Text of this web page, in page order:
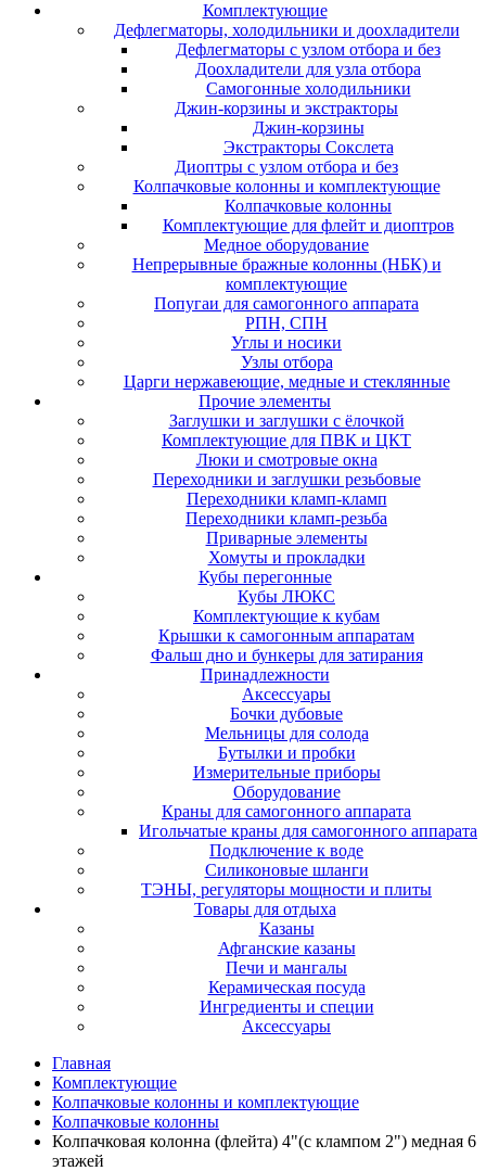
Комплектующие
Дефлегматоры, холодильники и доохладители
Дефлегматоры с узлом отбора и без
Доохладители для узла отбора
Самогонные холодильники
Джин-корзины и экстракторы
Джин-корзины
Экстракторы Сокслета
Диоптры с узлом отбора и без
Колпачковые колонны и комплектующие
Колпачковые колонны
Комплектующие для флейт и диоптров
Медное оборудование
Непрерывные бражные колонны (НБК) и
комплектующие
Попугаи для самогонного аппарата
РПН, СПН
Углы и носики
Узлы отбора
Царги нержавеющие, медные и стеклянные
Прочие элементы
Заглушки и заглушки с ёлочкой
Комплектующие для ПВК и ЦКТ
Люки и смотровые окна
Переходники и заглушки резьбовые
Переходники кламп-кламп
Переходники кламп-резьба
Приварные элементы
Хомуты и прокладки
Кубы перегонные
Кубы ЛЮКС
Комплектующие к кубам
Крышки к самогонным аппаратам
Фальш дно и бункеры для затирания
Принадлежности
Аксессуары
Бочки дубовые
Мельницы для солода
Бутылки и пробки
Измерительные приборы
Оборудование
Краны для самогонного аппарата
Игольчатые краны для самогонного аппарата
Подключение к воде
Силиконовые шланги
ТЭНЫ, регуляторы мощности и плиты
Товары для отдыха
Казаны
Афганские казаны
Печи и мангалы
Керамическая посуда
Ингредиенты и специи
Аксессуары
Главная
Комплектующие
Колпачковые колонны и комплектующие
Колпачковые колонны
Колпачковая колонна (флейта) 4"(с клампом 2") медная 6
этажей